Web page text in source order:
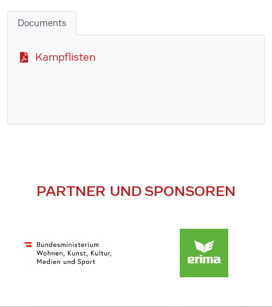
Documents
Kampflisten
PARTNER UND SPONSOREN